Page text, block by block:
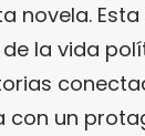
novela.
la vida
con un